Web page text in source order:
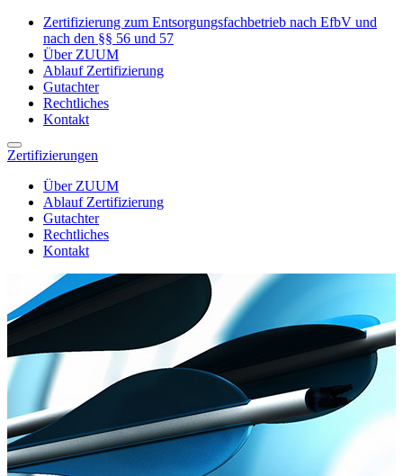
Zertifizierung zum Entsorgungsfachbetrieb nach EfbV und
nach den §§ 56 und 57
Über ZUUM
Ablauf Zertifizierung
Gutachter
Rechtliches
Kontakt
Zertifizierungen
Über ZUUM
Ablauf Zertifizierung
Gutachter
Rechtliches
Kontakt